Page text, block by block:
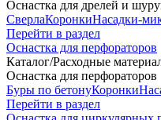
Оснастка для дрелей и
СверлаКоронкиНасадки-
Перейти в раздел
Оснастка для перфораторов
Каталог/Расходные
Оснастка для перфораторов
Буры по бетонуКоронки
Перейти в раздел